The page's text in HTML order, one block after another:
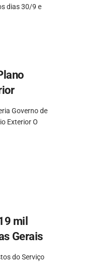
dias 30/9 e
Governo de
Exterior O
mil
Gerais
do Serviço